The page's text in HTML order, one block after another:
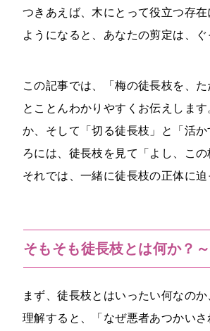
つきあえば、木にとって役立つ存
ようになると、あなたの剪定は、
この記事では、「梅の徒長枝を、
とことんわかりやすくお伝えしま
か、そして「切る徒長枝」と「活
ろには、徒長枝を見て「よし、こ
それでは、一緒に徒長枝の正体に迫
そもそも徒長枝とは何か？
まず、徒長枝とはいったい何なの
理解すると、「なぜ悪者あつかい